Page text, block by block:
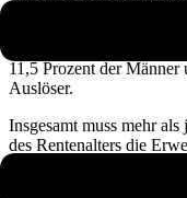
11,5 Prozent der Männer
Auslöser.
Insgesamt muss mehr
des Rentenalters die